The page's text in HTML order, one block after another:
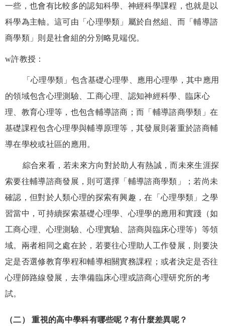
一些，也會有比較多的認知科學、神經科學課程，也就是以
科學為主軸。這可由「心理學類」屬於自然組、而「輔導諮
商學類」則是社會組的分別略見端倪。
w許教授：
「心理學類」包含基礎心理學、應用心理學，其中應用
的領域包含心理測驗、工商心理、認知神經科學、臨床心
理、教育心理等，也包含輔導諮商；而「輔導諮商學類」在
基礎課程包含心理學與輔導原理等，其發展則著重於諮商輔
導在學校或社區的應用。
綜合來看，若未來方向對於助人有熱誠，而未來生涯探
索要往輔導諮商發展，則可選擇「輔導諮商學類」；若尚未
確認，但對於人類心理的探索有興趣，在「心理學類」之學
習當中，可持續探索基礎心理學、心理學的應用和實踐（如
工商心理、心理測驗、心理實驗、諮商與臨床心理等）等領
域。兩者相同之處在於，若要往心理助人工作發展，則要決
定是否選修教育學程和輔導相關實務課程；或者決定是否往
心理師路線發展，去準備臨床心理或諮商心理研究所的考
試。
（二） 重視的高中學科有哪些呢？有什麼差異呢？